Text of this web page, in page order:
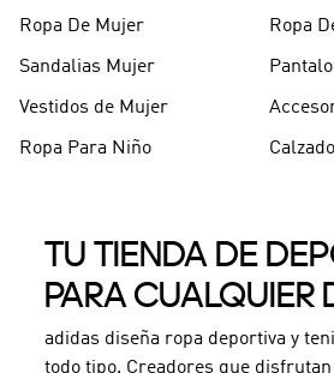
Ropa De Mujer Ropa
Sandalias Mujer
Vestidos de Mujer
Ropa Para Niño
TU TIENDA DE
PARA CUALQUIER
adidas diseña ropa deportiva y
todo tipo. Creadores que